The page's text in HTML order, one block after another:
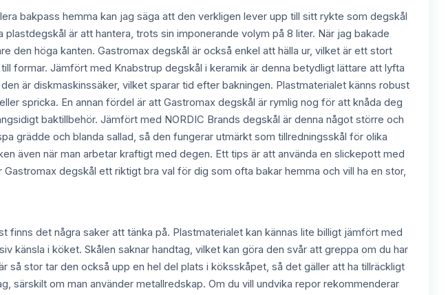
bakpass hemma kan jag säga att den verkligen lever upp till sitt rykte som degskål
är att hantera, trots sin imponerande volym på 8 liter. När jag bakade
den höga kanten. Gastromax degskål är också enkel att hälla ur, vilket är ett stort
formar. Jämfört med Knabstrup degskål i keramik är denna betydligt lättare att lyfta
är diskmaskinssäker, vilket sparar tid efter bakningen. Plastmaterialet känns robust
spricka. En annan fördel är att Gastromax degskål är rymlig nog för att knåda deg
baktillbehör. Jämfört med NORDIC Brands degskål är denna något större och
grädde och blanda sallad, så den fungerar utmärkt som tillredningsskål för olika
även när man arbetar kraftigt med degen. Ett tips är att använda en slickepott med
degskål ett riktigt bra val för dig som ofta bakar hemma och vill ha en stor,
finns det några saker att tänka på. Plastmaterialet kan kännas lite billigt jämfört med
känsla i köket. Skålen saknar handtag, vilket kan göra den svår att greppa om du har
så stor tar den också upp en hel del plats i köksskåpet, så det gäller att ha tillräckligt
särskilt om man använder metallredskap. Om du vill undvika repor rekommenderar